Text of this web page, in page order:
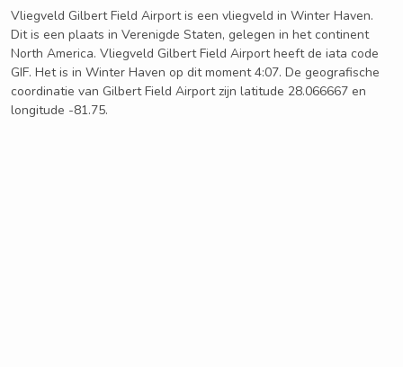
Vliegveld Gilbert Field Airport is een vliegveld in Winter Haven.
Dit is een plaats in Verenigde Staten, gelegen in het continent
North America. Vliegveld Gilbert Field Airport heeft de iata code
GIF. Het is in Winter Haven op dit moment 4:07. De geografische
coordinatie van Gilbert Field Airport zijn latitude 28.066667 en
longitude -81.75.